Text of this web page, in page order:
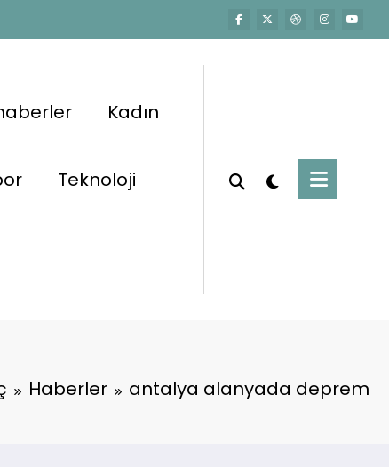
Kadın
Teknoloji
Haberler antalya alanyada deprem